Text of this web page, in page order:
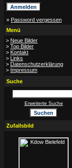
» Password vergessen
Menü
> Neue Bilder
> Top Bilder
> Kontakt
> Links
> Datenschutzerklärung
> Impressum
Suche
Erweiterte Suche
Zufallsbild